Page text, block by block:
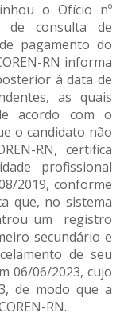
o Ofício nº
de consulta de
pagamento do
RN informa
à data de
as quais
acordo com o
o candidato não
RN, certifica
profissional
2019, conforme
que, no sistema
um registro
secundário e
de seu
06/06/2023, cujo
de modo que a
RN.